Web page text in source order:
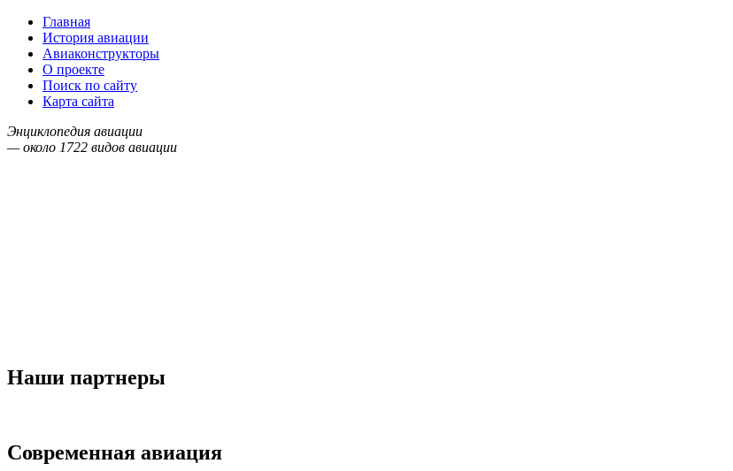
Главная
История авиации
Авиаконструкторы
О проекте
Поиск по сайту
Карта сайта
Энциклопедия авиации
— около 1722 видов авиации
Наши партнеры
Современная авиация